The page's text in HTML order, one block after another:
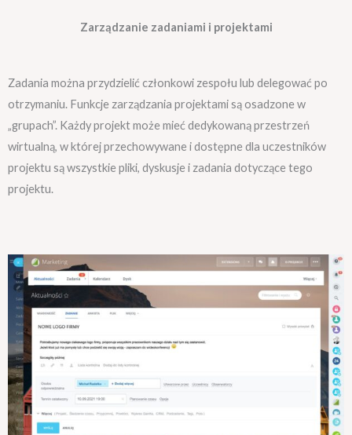
Zarządzanie zadaniami i projektami
Zadania można przydzielić członkowi zespołu lub delegować po
otrzymaniu. Funkcje zarządzania projektami są osadzone w
„grupach”. Każdy projekt może mieć dedykowaną przestrzeń
wirtualną, w której przechowywane i dostępne dla uczestników
projektu są wszystkie pliki, dyskusje i zadania dotyczące tego
projektu.